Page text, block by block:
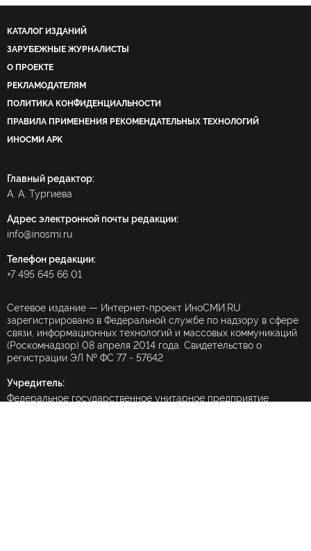
КАТАЛОГ ИЗДАНИЙ
ЗАРУБЕЖНЫЕ ЖУРНАЛИСТЫ
О ПРОЕКТЕ
РЕКЛАМОДАТЕЛЯМ
ПОЛИТИКА КОНФИДЕНЦИАЛЬНОСТИ
ПРАВИЛА ПРИМЕНЕНИЯ РЕКОМЕНДАТЕЛЬНЫХ ТЕХНОЛОГИЙ
ИНОСМИ APK
Главный редактор:
А. А. Тургиева
Адрес электронной почты редакции:
info@inosmi.ru
Телефон редакции:
+7 495 645 66 01
Сетевое издание — Интернет-проект ИноСМИ.RU
зарегистрировано в Федеральной службе по надзору в сфере
связи, информационных технологий и массовых коммуникаций
(Роскомнадзор) 08 апреля 2014 года. Свидетельство о
регистрации ЭЛ № ФС 77 - 57642
Учредитель:
Федеральное государственное унитарное предприятие